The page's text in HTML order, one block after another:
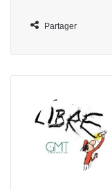
Partager